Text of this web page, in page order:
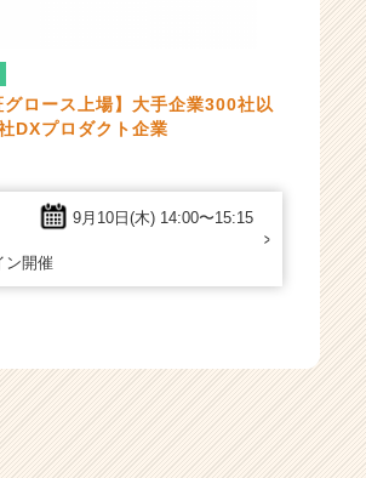
ャ
ー・
長
か
ら
ウ
グロース上場】大手企業300社以
DXプロダクト企業
9月10日(木) 14:00〜15:15
ン開催